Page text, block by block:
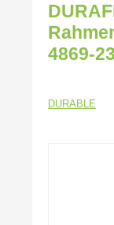
4869-23
DURABLE
Bildergalerie